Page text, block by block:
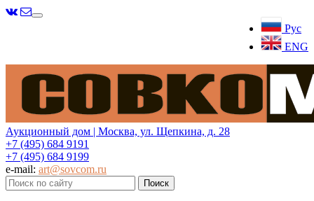
Рус
ENG
Меню
Аукционный дом | Москва, ул. Щепкина, д. 28
+7 (495) 684 9191
+7 (495) 684 9199
e-mail: art@sovcom.ru